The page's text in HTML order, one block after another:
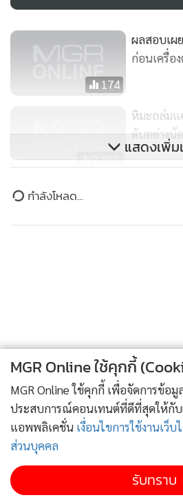
174
ผลสอบเผ
ก่อนเครื่อ
2,855
หิมะถล่มแ
ดับอย่างน้
แสดงเพิ่ม
กำลังโหลด...
MGR Online ใช้คุกกี้
MGR Online ใช้คุกกี้ เพื่อจัดการข้อ
ประสบการณ์คอนเทนต์ที่ดีที่สุดให้กั
แอพพลิเคชั่น เงื่อนไขการใช้งานเว็บ
ส่วนบุคคล
รับทราบ